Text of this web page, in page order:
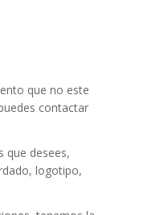
que no este
contactar
que desees,
logotipo,